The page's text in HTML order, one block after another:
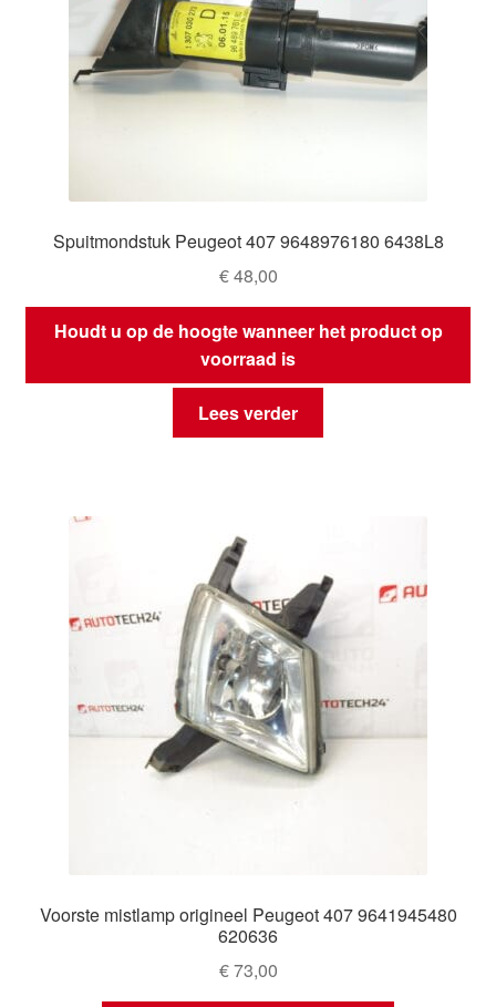
Spuitmondstuk Peugeot 407 9648976180 6438L8
€48,00
Houdt u op de hoogte wanneer het product op
voorraad is
Lees verder
Voorste mistlamp origineel Peugeot 407 9641945480
620636
€73,00